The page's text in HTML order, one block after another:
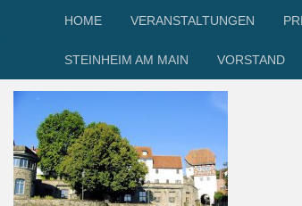
HOME VERANSTALTUNGEN
STEINHEIM AM MAIN VORSTAND